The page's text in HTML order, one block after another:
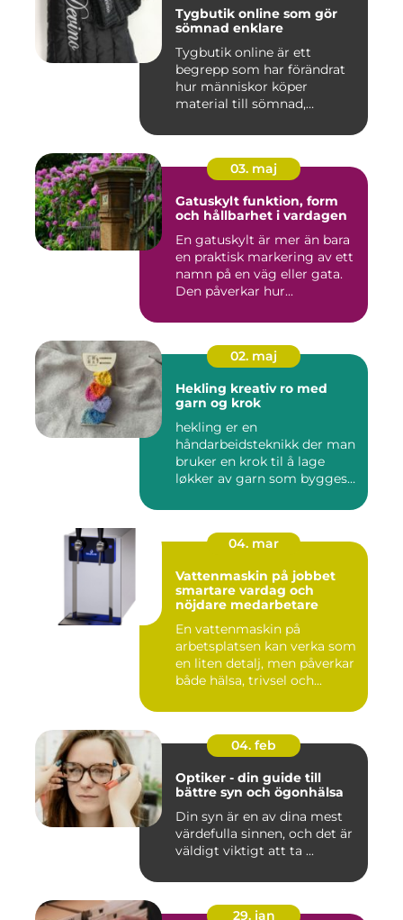
Tygbutik online som gör
sömnad enklare
Tygbutik online är ett
begrepp som har förändrat
hur människor köper
material till sömnad,
03. maj
Gatuskylt funktion, form
och hållbarhet i vardagen
En gatuskylt är mer än bara
en praktisk markering av ett
namn på en väg eller gata.
Den påverkar hur...
02. maj
Hekling kreativ ro med
garn og krok
hekling er en
håndarbeidsteknikk der man
bruker en krok til å lage
løkker av garn som bygges
04. mar
Vattenmaskin på jobbet
smartare vardag och
nöjdare medarbetare
En vattenmaskin på
arbetsplatsen kan verka som
en liten detalj, men påverkar
både hälsa, trivsel och...
04. feb
Optiker - din guide till
bättre syn och ögonhälsa
Din syn är en av dina mest
värdefulla sinnen, och det är
väldigt viktigt att ta ...
29. jan